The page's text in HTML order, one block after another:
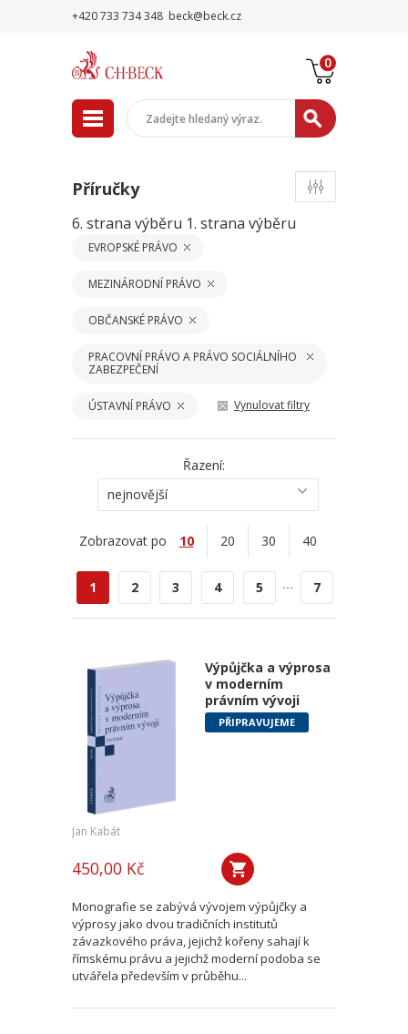
+420 733 734 348 beck@beck.cz
0
Příručky
6. strana výběru 1. strana výběru
EVROPSKÉ PRÁVO
MEZINÁRODNÍ PRÁVO
OBČANSKÉ PRÁVO
PRACOVNÍ PRÁVO A PRÁVO SOCIÁLNÍHO
ZABEZPEČENÍ
ÚSTAVNÍ PRÁVO Vynulovat filtry
Řazení:
nejnovější
Zobrazovat po 10 20 30 40
1 2 3 4 5 ... 7
Výpůjčka a výprosa
v moderním
právním vývoji
PŘIPRAVUJEME
Jan Kabát
450,00 Kč
Monografie se zabývá vývojem výpůjčky a
výprosy jako dvou tradičních institutů
závazkového práva, jejichž kořeny sahají k
římskému právu a jejichž moderní podoba se
utvářela především v průběhu...